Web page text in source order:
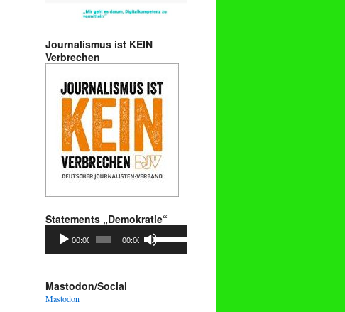
Journalismus ist KEIN
Verbrechen
Statements „Demokratie“
Audio-
Player
00:00 00:00
Hoch/Runter
benutzen,
Mastodon/Social
Mastodon